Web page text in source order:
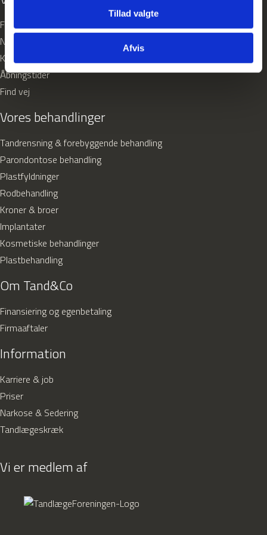
Tillad valgte
Afvis
Falkoner Allé 36 - Frederiksberg
Nørre Voldgade 94 - København K
Kanalens Kvarter 168 - Albertslund
Åbningstider
Find vej
Vores behandlinger
Tandrensning & forebyggende behandling
Parondontose behandling
Plastfyldninger
Rodbehandling
Kroner & broer
Implantater
Kosmetiske behandlinger
Plastbehandling
Om Tand&Co
Finansiering og egenbetaling
Firmaaftaler
Information
Karriere & job
Priser
Narkose & Sedering
Tandlægeskræk
Vi er medlem af